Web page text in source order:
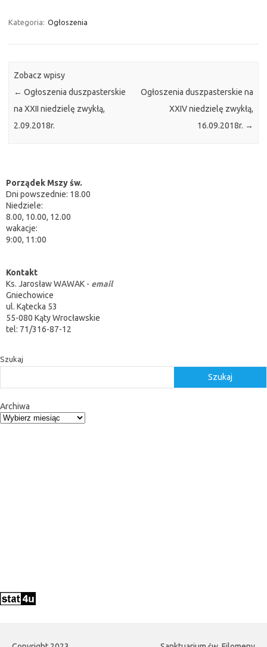
Kategoria: Ogłoszenia
Zobacz wpisy
← Ogłoszenia duszpasterskie
na XXII niedzielę zwykłą,
2.09.2018r.
Ogłoszenia duszpasterskie na
XXIV niedzielę zwykłą,
16.09.2018r. →
Porządek Mszy św.
Dni powszednie: 18.00
Niedziele:
8.00, 10.00, 12.00
wakacje:
9:00, 11:00
Kontakt
Ks. Jarosław WAWAK - email
Gniechowice
ul. Kątecka 53
55-080 Kąty Wrocławskie
tel: 71/316-87-12
Szukaj
Szukaj
Archiwa